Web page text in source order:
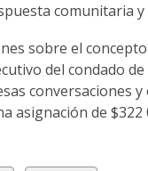
comunitaria
sobre el
del condado
asignación de